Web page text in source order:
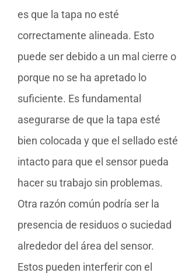
es que la tapa no esté
correctamente alineada. Esto
puede ser debido a un mal cierre o
porque no se ha apretado lo
suficiente. Es fundamental
asegurarse de que la tapa esté
bien colocada y que el sellado esté
intacto para que el sensor pueda
hacer su trabajo sin problemas.
Otra razón común podría ser la
presencia de residuos o suciedad
alrededor del área del sensor.
Estos pueden interferir con el